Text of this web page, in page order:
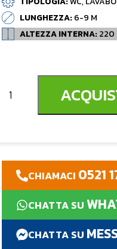
LUNGHEZZA:6-9 M
ALTEZZA INTERNA:220
CHIAMACI 0521
CHATTA SU
CHATTA SU